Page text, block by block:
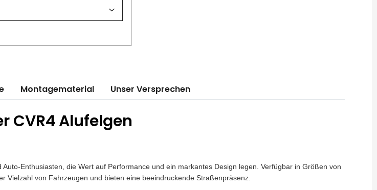
Montagematerial Unser Versprechen
CVR4 Alufelgen
Auto-Enthusiasten, die Wert auf Performance und ein markantes Design legen. Verfügbar in Größen von
Vielzahl von Fahrzeugen und bieten eine beeindruckende Straßenpräsenz.